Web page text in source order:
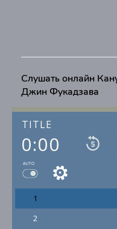
Слушать онлайн
Джин Фукадзава
TITLE
0:00
AUTO
1
2